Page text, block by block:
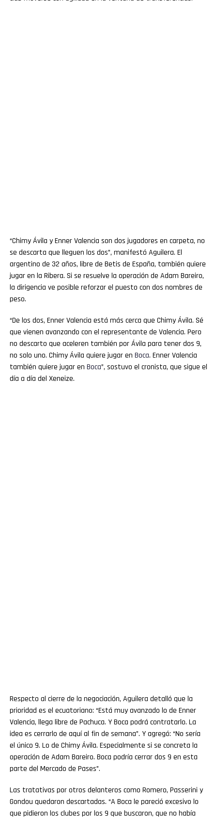
“Chimy Ávila y Enner Valencia son dos jugadores en carpeta, no
se descarta que lleguen los dos”, manifestó Aguilera. El
argentino de 32 años, libre de Betis de España, también quiere
jugar en la Ribera. Si se resuelve la operación de Adam Bareiro,
la dirigencia ve posible reforzar el puesto con dos nombres de
peso.
“De los dos, Enner Valencia está más cerca que Chimy Ávila. Sé
que vienen avanzando con el representante de Valencia. Pero
no descarto que aceleren también por Ávila para tener dos 9,
no solo uno. Chimy Ávila quiere jugar en Boca. Enner Valencia
también quiere jugar en Boca”, sostuvo el cronista, que sigue el
día a día del Xeneize.
Respecto al cierre de la negociación, Aguilera detalló que la
prioridad es el ecuatoriano: “Está muy avanzado lo de Enner
Valencia, llega libre de Pachuca. Y Boca podrá contratarlo. La
idea es cerrarlo de aquí al fin de semana”. Y agregó: “No sería
el único 9. Lo de Chimy Ávila. Especialmente si se concreta la
operación de Adam Bareiro. Boca podría cerrar dos 9 en esta
parte del Mercado de Pases”.
Las tratativas por otros delanteros como Romero, Passerini y
Gondou quedaron descartadas. “A Boca le pareció excesivo lo
que pidieron los clubes por los 9 que buscaron, que no había